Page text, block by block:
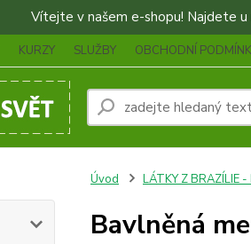
Vítejte v našem e-shopu! Najdete u
KURZY SLUŽBY OBCHODNÍ
Úvod LÁTKY Z BRAZÍLIE
Bavlněná